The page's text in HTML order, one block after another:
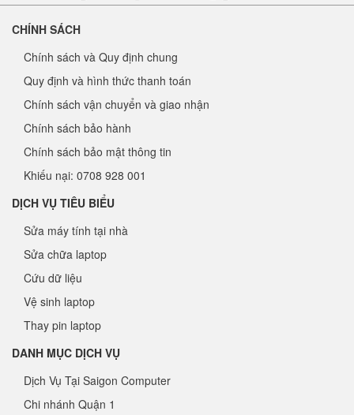
CHÍNH SÁCH
Chính sách và Quy định chung
Quy định và hình thức thanh toán
Chính sách vận chuyển và giao nhận
Chính sách bảo hành
Chính sách bảo mật thông tin
Khiếu nại: 0708 928 001
DỊCH VỤ TIÊU BIỂU
Sửa máy tính tại nhà
Sửa chữa laptop
Cứu dữ liệu
Vệ sinh laptop
Thay pin laptop
DANH MỤC DỊCH VỤ
Dịch Vụ Tại Saigon Computer
Chi nhánh Quận 1